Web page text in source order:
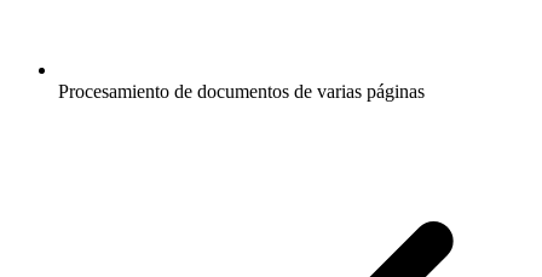
Procesamiento de documentos de varias páginas